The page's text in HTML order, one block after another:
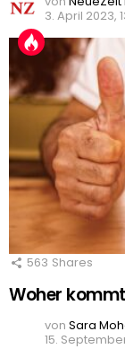
3. April 2023,
563 Shares
Woher
von Sara
15.